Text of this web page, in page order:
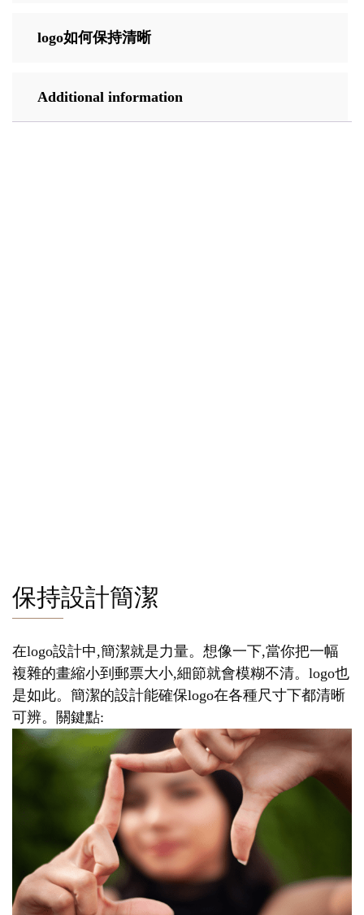
logo如何保持清晰
Additional information
保持設計簡潔
在logo設計中,簡潔就是力量。想像一下,當你把一幅
複雜的畫縮小到郵票大小,細節就會模糊不清。logo也
是如此。簡潔的設計能確保logo在各種尺寸下都清晰
可辨。關鍵點: